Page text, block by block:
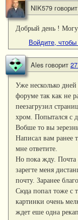
NIK579 говорит
Добрый день ! Могу
Войдите, чтобы
Ales говорит
Уже несколько
форуме так как не
пеезагрузил
хром. Попытался с
Вобше то вы
Написал вам ранее
мне ответите.
Но пока жду. Почта
зарегте меня
почту. Заранее
Сюда попал тоже с
картинки очень
ждет еше одна